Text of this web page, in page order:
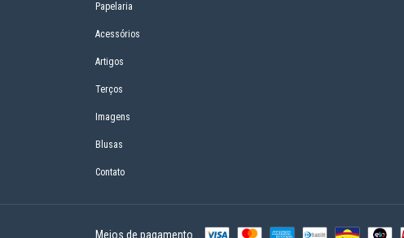
Papelaria
Acessórios
Artigos
Terços
Imagens
Blusas
Contato
Meios de pagamento